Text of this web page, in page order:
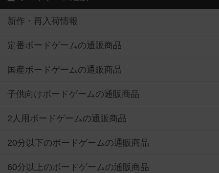
新作・再入荷情報
定番ボードゲームの通販商品
国産ボードゲームの通販商品
子供向けボードゲームの通販商品
2人用ボードゲームの通販商品
20分以下のボードゲームの通販商品
60分以上のボードゲームの通販商品